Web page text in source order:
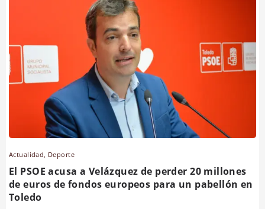
Actualidad, Deporte
El PSOE acusa a Velázquez de perder 20 millones
de euros de fondos europeos para un pabellón en
Toledo